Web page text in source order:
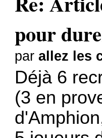
pour
parallez les
Déjà 6
(3 en